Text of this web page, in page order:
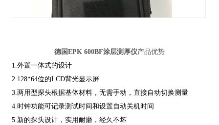
德国EPK 600BF涂层测厚仪产品优势
1.外置一体式的设计
2.128*64位的LCD背光显示屏
3.两用型探头根据基体材料，无需手动，直接自动切换测量
4.时钟功能可记录测试时间和设置自动关机时间
5.新的探头设计，实用耐磨，经久不坏